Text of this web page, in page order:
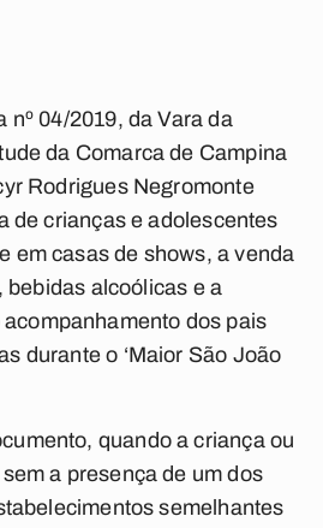
nº 04/2019, da Vara da
da Comarca de Campina
Rodrigues Negromonte
de crianças e adolescentes
em casas de shows, a venda
bebidas alcoólicas e a
dos pais
durante o ‘Maior São João
quando a criança ou
a presença de um dos
semelhantes